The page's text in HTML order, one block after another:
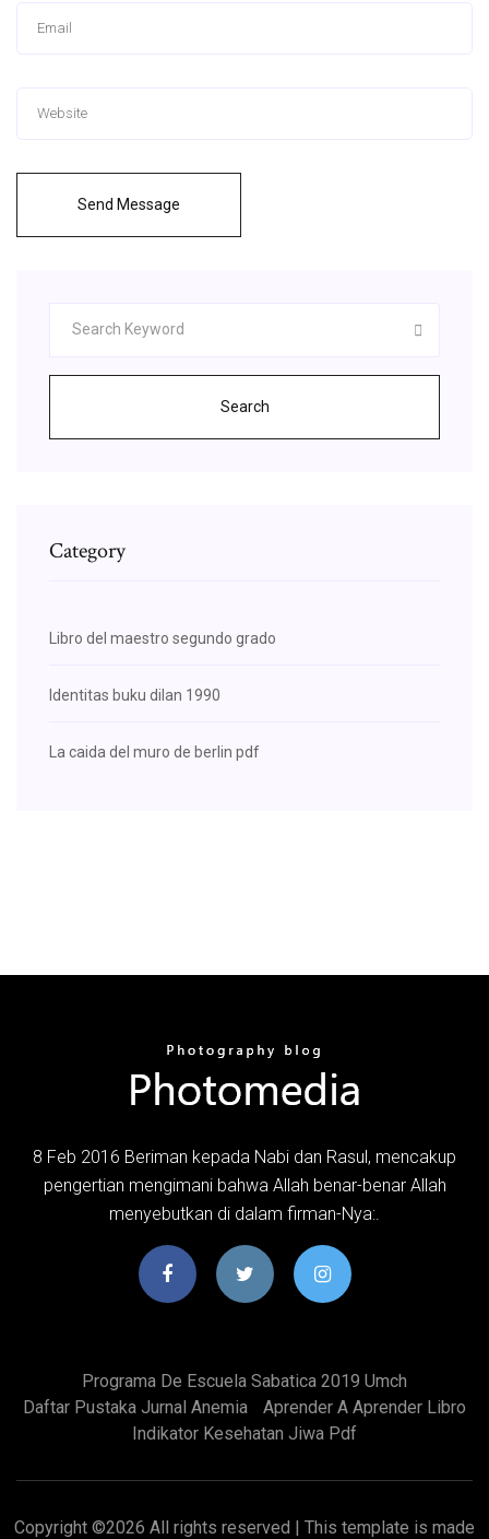
Send Message
Search
Category
Libro del maestro segundo grado
Identitas buku dilan 1990
La caida del muro de berlin pdf
8 Feb 2016 Beriman kepada Nabi dan Rasul, mencakup
pengertian mengimani bahwa Allah benar-benar Allah
menyebutkan di dalam firman-Nya:.
Programa De Escuela Sabatica 2019 Umch
Daftar Pustaka Jurnal Anemia
Aprender A Aprender Libro
Indikator Kesehatan Jiwa Pdf
Copyright ©2026 All rights reserved | This template is made